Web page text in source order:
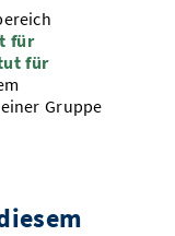
für
für
Gruppe